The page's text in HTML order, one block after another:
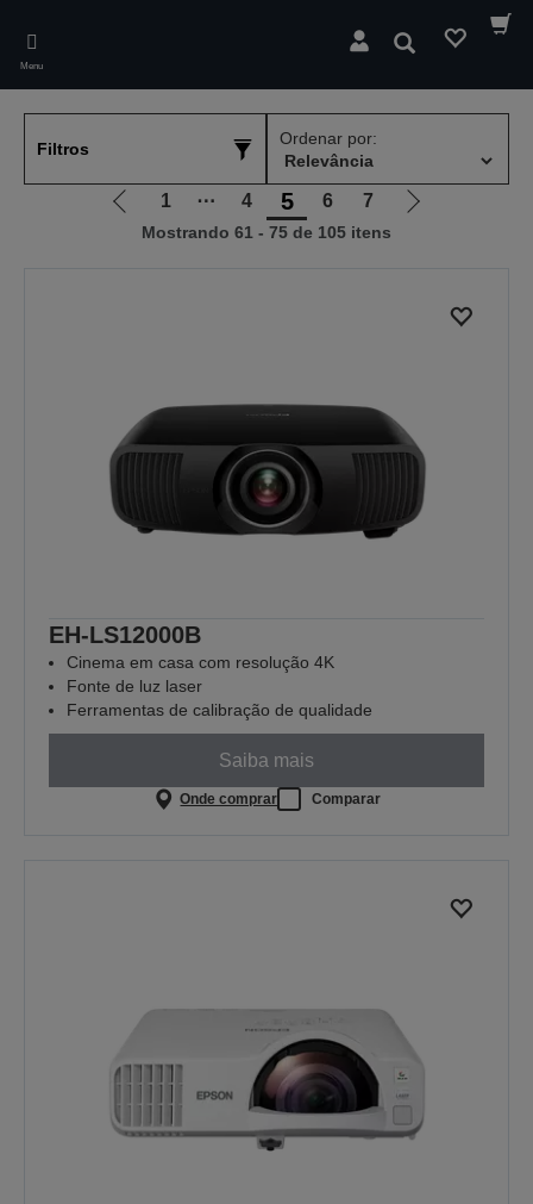
main
content
Menu
Pesquisar
Filtros
Ordenar por:
Ir
para
1 ⋯ 4 5 6 7
Ir
página
Mostrando 61 - 75 de 105 itens
EH-LS12000B
Cinema em casa com resolução 4K
Fonte de luz laser
Ferramentas de calibração de qualidade
Saiba mais
Onde comprar Comparar